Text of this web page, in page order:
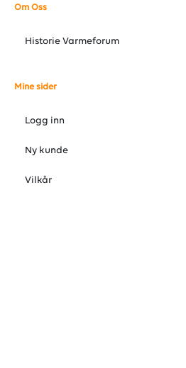
Om Oss
Historie Varmeforum
Mine sider
Logg inn
Ny kunde
Vilkår